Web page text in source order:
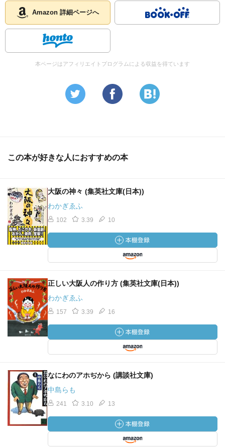
Amazon 詳細ページへ
本ページはアフィリエイトプログラムによる収益を得ています
この本が好きな人におすすめの本
大阪の神々 (集英社文庫(日本))
わかぎゑふ
102 3.39 10
正しい大阪人の作り方 (集英社文庫(日本))
わかぎゑふ
157 3.39 16
なにわのアホぢから (講談社文庫)
中島らも
241 3.10 13